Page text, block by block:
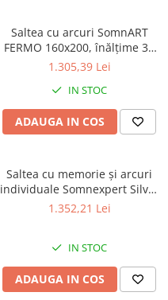
Saltea cu arcuri SomnART
FERMO 160x200, înălțime 30
cm, superortopedica, husă
ferma
1.305,39 Lei
IN STOC
ADAUGA IN COS
Saltea cu memorie și arcuri
individuale Somnexpert Silver
Evolution Pocket Spring
1.352,21 Lei
IN STOC
ADAUGA IN COS